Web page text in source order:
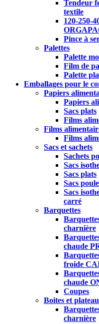
Tendeur
textile
120-250-
Pince à
Palettes
Palette
Film de
Palette
Emballages pour le
Papiers
Papiers
Sacs plats
Films
Films
Films
Sacs et sachets
Sachets
Sacs
Sacs plats
Sacs
Sacs
carré
Barquettes
charnière
chaude
froide
chaude
Coupes
Boites et
charnière